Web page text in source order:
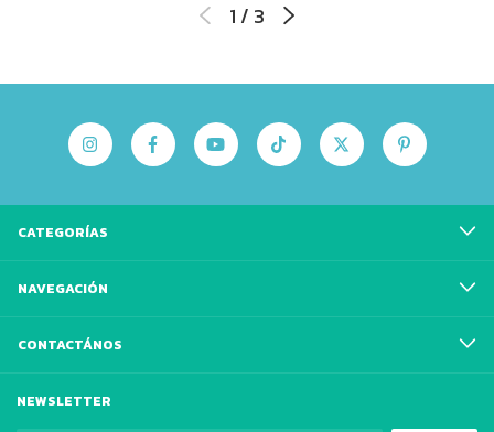
1 / 3
CATEGORÍAS
NAVEGACIÓN
CONTACTÁNOS
NEWSLETTER